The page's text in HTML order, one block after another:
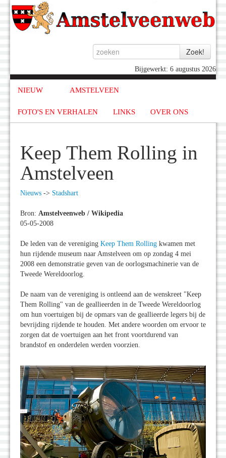
Bijgewerkt: 6 augustus 2026
NIEUW AMSTELVEEN
FOTO'S EN VERHALEN LINKS OVER ONS
Keep Them Rolling in
Amstelveen
Nieuws -> Stadshart
Bron: Amstelveenweb / Wikipedia
05-05-2008
De leden van de vereniging Keep Them Rolling kwamen met
hun rijdende museum naar Amstelveen om op zondag 4 mei
2008 een demonstratie geven van de oorlogsmachinerie van de
Tweede Wereldoorlog.
De naam van de vereniging is ontleend aan de wenskreet "Keep
Them Rolling" van de geallieerden in de Tweede Wereldoorlog
om hun voertuigen bij de opmars van de geallieerde legers bij de
bevrijding rijdende te houden. Met andere woorden om ervoor te
zorgen dat de voertuigen aan het front voortdurend van
brandstof en onderdelen werden voorzien.